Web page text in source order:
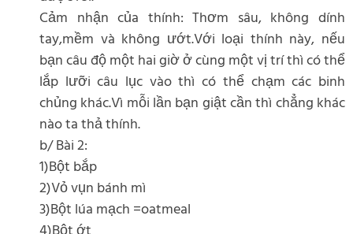
Cảm nhận của thính: Thơm sâu, không dính
tay,mềm và không ướt.Với loại thính này, nếu
bạn câu độ một hai giờ ở cùng một vị trí thì có thể
lắp lưỡi câu lục vào thì có thể chạm các binh
chủng khác.Vì mỗi lần bạn giật cần thì chẳng khác
nào ta thả thính.
b/ Bài 2:
1)Bột bắp
2)Vỏ vụn bánh mì
3)Bột lúa mạch =oatmeal